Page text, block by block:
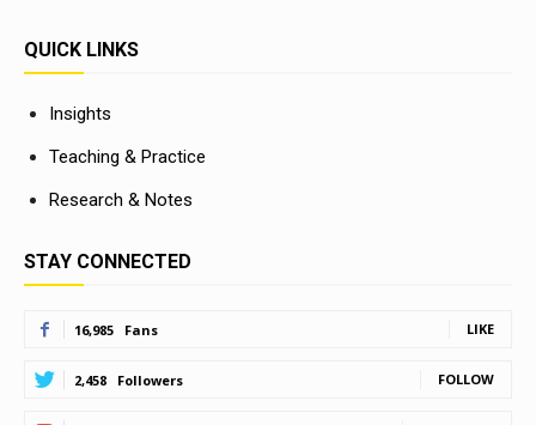
QUICK LINKS
Insights
Teaching & Practice
Research & Notes
STAY CONNECTED
16,985 Fans LIKE
2,458 Followers FOLLOW